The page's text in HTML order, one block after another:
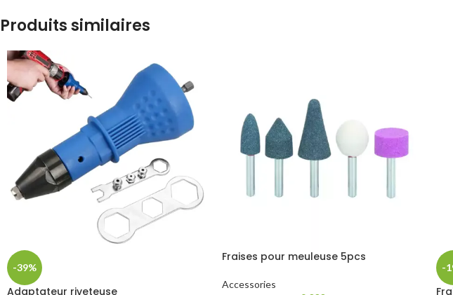
Produits similaires
-39%
Adaptateur riveteuse
Fraises pour meuleuse 5pcs
Accessories
-